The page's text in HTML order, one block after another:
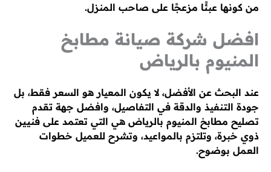
من كونها عبئًا مزعجًا على صاحب المنزل.
افضل شركة صيانة مطابخ
المنيوم بالرياض
عند البحث عن الأفضل، لا يكون المعيار هو السعر فقط، بل
جودة التنفيذ والدقة في التفاصيل، وافضل جهة تقدم
تصليح مطابخ المنيوم بالرياض هي التي تعتمد على فنيين
ذوي خبرة، وتلتزم بالمواعيد، وتشرح للعميل خطوات
العمل بوضوح.